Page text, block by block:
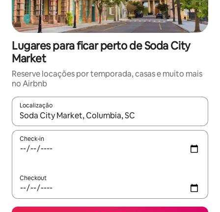
Lugares para ficar perto de Soda City
Market
Reserve locações por temporada, casas e muito mais
no Airbnb
Localização
Quando os resultados estiverem disponíveis, explore-os
Check-in
Checkout